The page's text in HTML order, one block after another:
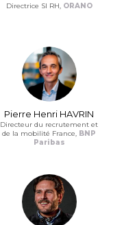
Directrice SI RH, ORANO
Pierre Henri HAVRIN
Directeur du recrutement et
de la mobilité France, BNP
Paribas